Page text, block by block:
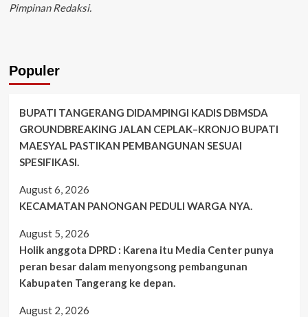
Pimpinan Redaksi.
Populer
BUPATI TANGERANG DIDAMPINGI KADIS DBMSDA
GROUNDBREAKING JALAN CEPLAK–KRONJO BUPATI
MAESYAL PASTIKAN PEMBANGUNAN SESUAI
SPESIFIKASI.
August 6, 2026
KECAMATAN PANONGAN PEDULI WARGA NYA.
August 5, 2026
Holik anggota DPRD : Karena itu Media Center punya
peran besar dalam menyongsong pembangunan
Kabupaten Tangerang ke depan.
August 2, 2026